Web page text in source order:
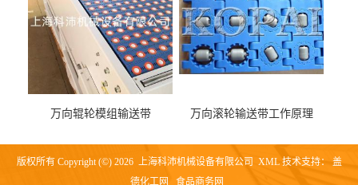
万向辊轮模组输送带 万向滚轮输送带工作原理
版权所有 Copyright (©) 2026 上海科沛机械设备有限公司 XML技术支持： 盖
德化工网
食品商务网